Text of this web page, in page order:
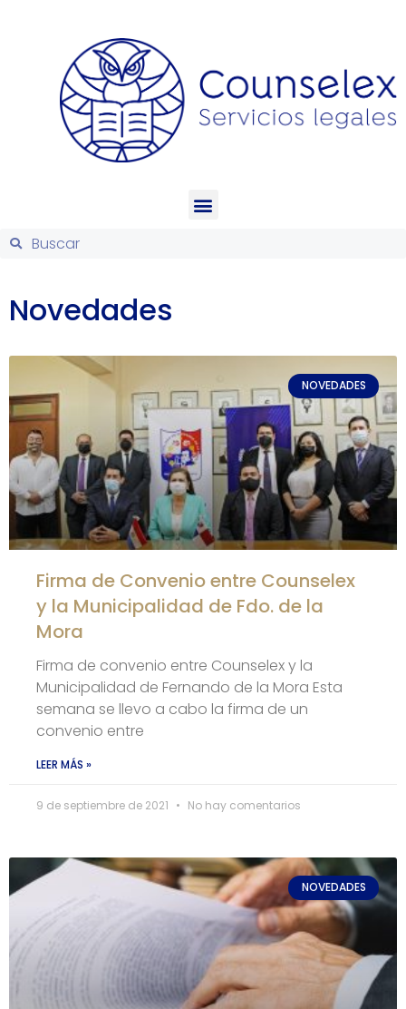
Novedades
NOVEDADES
Firma de Convenio entre Counselex
y la Municipalidad de Fdo. de la
Mora
Firma de convenio entre Counselex y la
Municipalidad de Fernando de la Mora Esta
semana se llevo a cabo la firma de un
convenio entre
LEER MÁS »
9 de septiembre de 2021 No hay comentarios
NOVEDADES